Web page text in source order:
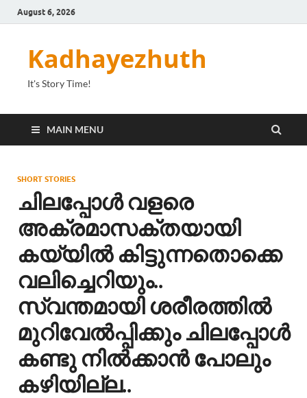
August 6, 2026
Kadhayezhuth
It's Story Time!
MAIN MENU
SHORT STORIES
ചിലപ്പോൾ വളരെ
അക്രമാസക്തയായി
കയ്യിൽ കിട്ടുന്നതൊക്കെ
വലിച്ചെറിയും..
സ്വന്തമായി ശരീരത്തിൽ
മുറിവേൽപ്പിക്കും ചിലപ്പോൾ
കണ്ടു നിൽക്കാൻ പോലും
കഴിയില്ല..